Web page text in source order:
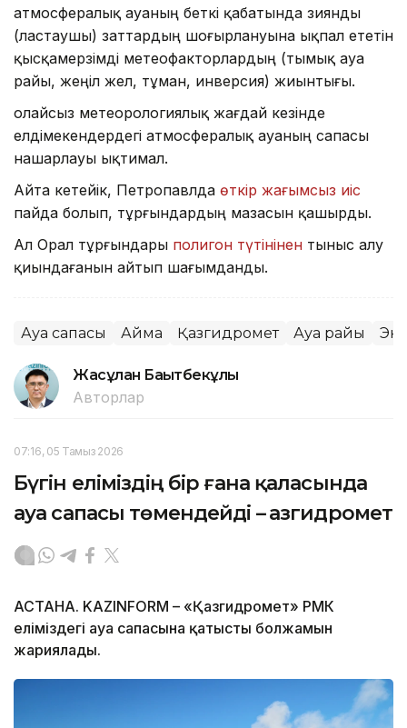
атмосфералық ауаның беткі қабатында зиянды
(ластаушы) заттардың шоғырлануына ықпал ететін
қысқамерзімді метеофакторлардың (тымық ауа
райы, жеңіл жел, тұман, инверсия) жиынтығы.
Қолайсыз метеорологиялық жағдай кезінде
елдімекендердегі атмосфералық ауаның сапасы
нашарлауы ықтимал.
Айта кетейік, Петропавлда өткір жағымсыз иіс
пайда болып, тұрғындардың мазасын қашырды.
Ал Орал тұрғындары полигон түтінінен тыныс алу
қиындағанын айтып шағымданды.
Ауа сапасы Аймақ Қазгидромет Ауа райы
Жасұлан Бақытбекұлы
Авторлар
07:16, 05 Тамыз 2026
Бүгін еліміздің бір ғана қаласында
ауа сапасы төмендейді – Қазгидромет
АСТАНА. KAZINFORM – «Қазгидромет» РМК
еліміздегі ауа сапасына қатысты болжамын
жариялады.